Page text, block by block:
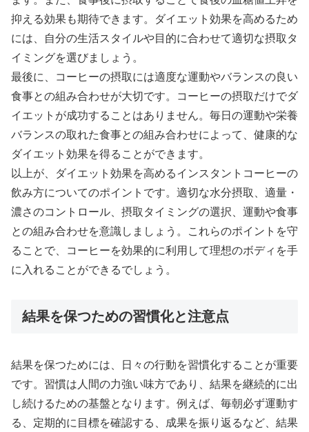
抑える効果も期待できます。ダイエット効果を高めるため
には、自分の生活スタイルや目的に合わせて適切な摂取タ
イミングを選びましょう。
最後に、コーヒーの摂取には適度な運動やバランスの良い
食事との組み合わせが大切です。コーヒーの摂取だけでダ
イエットが成功することはありません。毎日の運動や栄養
バランスの取れた食事との組み合わせによって、健康的な
ダイエット効果を得ることができます。
以上が、ダイエット効果を高めるインスタントコーヒーの
飲み方についてのポイントです。適切な水分摂取、適量・
濃さのコントロール、摂取タイミングの選択、運動や食事
との組み合わせを意識しましょう。これらのポイントを守
ることで、コーヒーを効果的に利用して理想のボディを手
に入れることができるでしょう。
結果を保つための習慣化と注意点
結果を保つためには、日々の行動を習慣化することが重要
です。習慣は人間の力強い味方であり、結果を継続的に出
し続けるための基盤となります。例えば、毎朝必ず運動す
る、定期的に目標を確認する、成果を振り返るなど、結果